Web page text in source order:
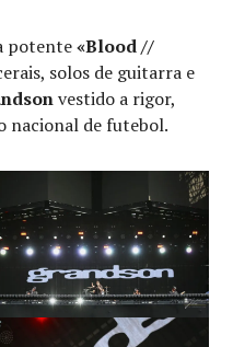
potente«Blood //
solos de guitarra e
vestido a rigor,
nacional de futebol.